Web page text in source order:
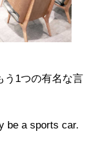
う1つの有名な言
be a sports car.